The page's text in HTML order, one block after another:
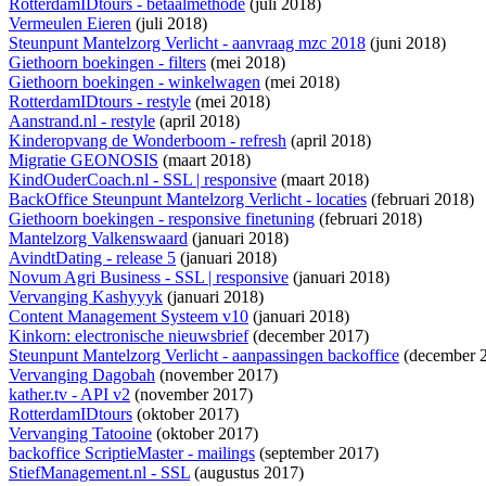
RotterdamIDtours - betaalmethode (juli 2018)
Vermeulen Eieren (juli 2018)
Steunpunt Mantelzorg Verlicht - aanvraag mzc 2018 (juni 2018)
Giethoorn boekingen - filters (mei 2018)
Giethoorn boekingen - winkelwagen (mei 2018)
RotterdamIDtours - restyle (mei 2018)
Aanstrand.nl - restyle (april 2018)
Kinderopvang de Wonderboom - refresh (april 2018)
Migratie GEONOSIS (maart 2018)
KindOuderCoach.nl - SSL | responsive (maart 2018)
BackOffice Steunpunt Mantelzorg Verlicht - locaties (februari 2018)
Giethoorn boekingen - responsive finetuning (februari 2018)
Mantelzorg Valkenswaard (januari 2018)
AvindtDating - release 5 (januari 2018)
Novum Agri Business - SSL | responsive (januari 2018)
Vervanging Kashyyyk (januari 2018)
Content Management Systeem v10 (januari 2018)
Kinkorn: electronische nieuwsbrief(december 2017)
Steunpunt Mantelzorg Verlicht - aanpassingen backoffice (december
Vervanging Dagobah (november 2017)
kather.tv - API v2 (november 2017)
RotterdamIDtours (oktober 2017)
Vervanging Tatooine (oktober 2017)
backoffice ScriptieMaster - mailings (september 2017)
StiefManagement.nl - SSL (augustus 2017)